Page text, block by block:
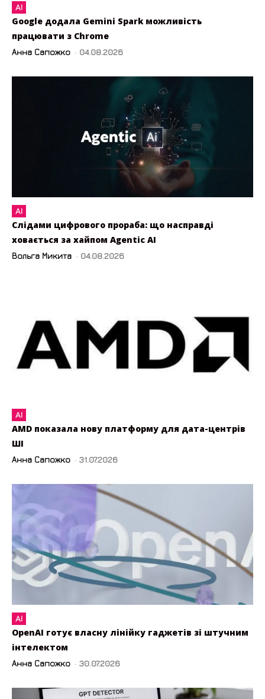
AI
Google додала Gemini Spark можливість
працювати з Chrome
Анна Сапожко - 04.08.2026
AI
Слідами цифрового прораба: що насправді
ховається за хайпом Agentic AI
Вольга Микита - 04.08.2026
AI
AMD показала нову платформу для дата-центрів
ШІ
Анна Сапожко - 31.07.2026
AI
OpenAI готує власну лінійку гаджетів зі штучним
інтелектом
Анна Сапожко - 30.07.2026